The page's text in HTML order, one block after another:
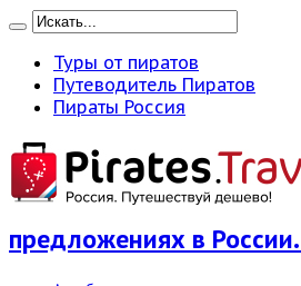
Туры от пиратов
Путеводитель Пиратов
Пираты Россия
предложениях в